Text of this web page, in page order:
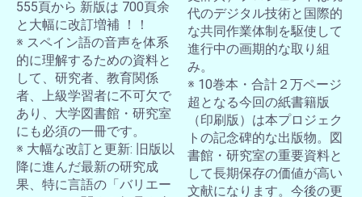
555頁から 新版は 700頁余
と大幅に改訂増補 ！！
※ スペイン語の音声を体系
的に理解するための資料と
して、研究者、教育関係
者、上級学習者に不可欠で
あり、大学図書館・研究室
にも必須の一冊です。
※ 大幅な改訂と更新: 旧版以
降に進んだ最新の研究成
果、特に言語の「バリエー
代のデジタル技術と国際的
な共同作業体制を駆使して
進行中の画期的な取り組
み。
※ 10巻本・合計２万ページ
超となる今回の紙書籍版
（印刷版）は本プロジェク
トの記念碑的な出版物。図
書館・研究室の重要資料と
して長期保存の価値が高い
文献になります。今後の更